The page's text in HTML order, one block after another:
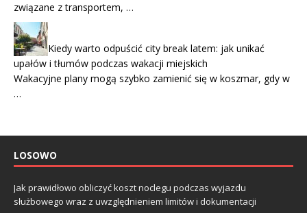
związane z transportem, …
Kiedy warto odpuścić city break latem: jak unikać
upałów i tłumów podczas wakacji miejskich
Wakacyjne plany mogą szybko zamienić się w koszmar, gdy w
…
LOSOWO
Jak prawidłowo obliczyć koszt noclegu podczas wyjazdu
służbowego wraz z uwzględnieniem limitów i dokumentacji